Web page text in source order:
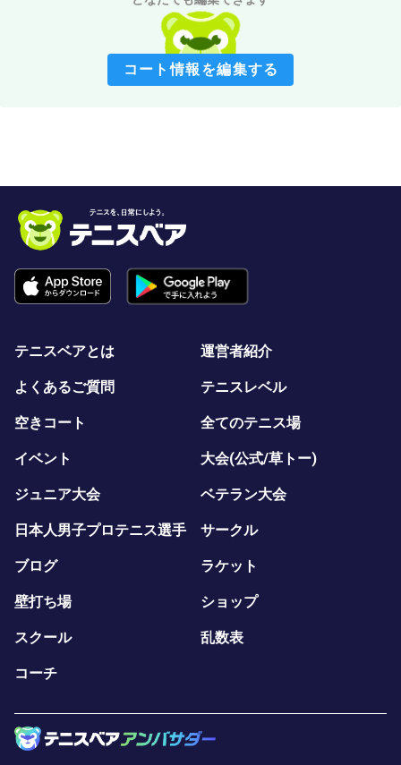
コート情報を編集する
テニスベアとは 運営者紹介
よくあるご質問 テニスレベル
空きコート 全てのテニス場
イベント 大会(公式/草トー)
ジュニア大会 ベテラン大会
日本人男子プロテニス選手 サークル
ブログ ラケット
壁打ち場 ショップ
スクール 乱数表
コーチ